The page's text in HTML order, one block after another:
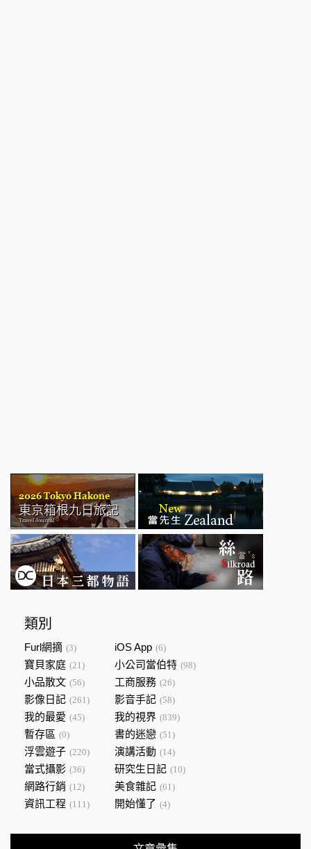
類別
Furl網摘 (3) iOS App (6)
寶貝家庭 (21) 小公司當伯特 (98)
小品散文 (56) 工商服務 (26)
影像日記 (261) 影音手記 (58)
我的最愛 (45) 我的視界 (839)
暫存區 (0) 書的迷戀 (51)
浮雲遊子 (220) 演講活動 (14)
當式攝影 (36) 研究生日記 (10)
網路行銷 (12) 美食雜記 (61)
資訊工程 (111) 開始懂了 (4)